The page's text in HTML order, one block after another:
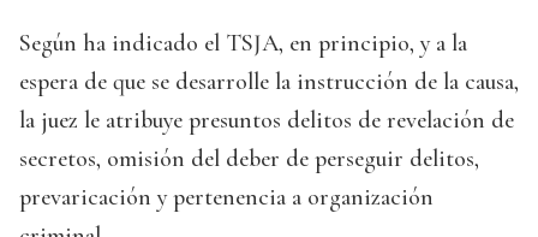
Según ha indicado el TSJA, en principio, y a la
espera de que se desarrolle la instrucción de la causa,
la juez le atribuye presuntos delitos de revelación de
secretos, omisión del deber de perseguir delitos,
prevaricación y pertenencia a organización